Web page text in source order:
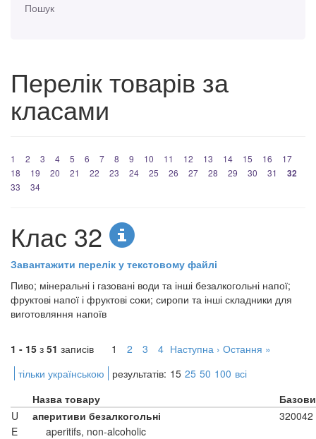
Пошук
Перелік товарів за
класами
1 2 3 4 5 6 7 8 9 10 11 12 13 14 15 16
17
18
19 20 21 22 23 24 25 26 27 28 29 30 31 32
33 34
Клас 32
Завантажити перелік у текстовому файлі
Пиво; мінеральні і газовані води та інші безалкогольні напої;
фруктові напої і фруктові соки; сиропи та інші складники для
виготовляння напоїв
1 - 15 з 51 записів 1 2 3 4 Наступна › Остання »
тільки українською
результатів: 15 25 50 100 всі
Назва товару
U
аперитиви безалкогольні
320042
E
aperitifs, non-alcoholic